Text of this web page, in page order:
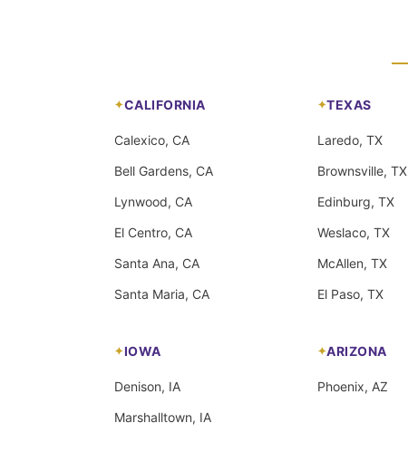
CALIFORNIA
Calexico, CA
Bell Gardens, CA
Lynwood, CA
El Centro, CA
Santa Ana, CA
Santa Maria, CA
TEXAS
Laredo, TX
Brownsville, TX
Edinburg, TX
Weslaco, TX
McAllen, TX
El Paso, TX
IOWA
Denison, IA
Marshalltown, IA
ARIZONA
Phoenix, AZ